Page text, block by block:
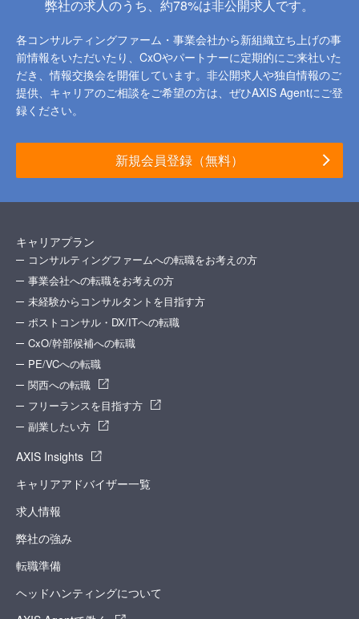
弊社の求人のうち、約78%は非公開求人です。
各コンサルティングファーム・事業会社から新組織立ち上げの事
前情報をいただいたり、 CxOやパートナーに定期的にご来社いた
だき、情報交換会を開催しています。 非公開求人や独自情報のご
提供、キャリアのご相談をご希望の方は、ぜひAXIS Agentにご登
録ください。
新規会員登録（無料）
キャリアプラン
コンサルティングファームへの転職をお考えの方
事業会社への転職をお考えの方
未経験からコンサルタントを目指す方
ポストコンサル・DX/ITへの転職
CxO/幹部候補への転職
PE/VCへの転職
関西への転職
フリーランスを目指す方
副業したい方
AXIS Insights
キャリアアドバイザー一覧
求人情報
弊社の強み
転職準備
ヘッドハンティングについて